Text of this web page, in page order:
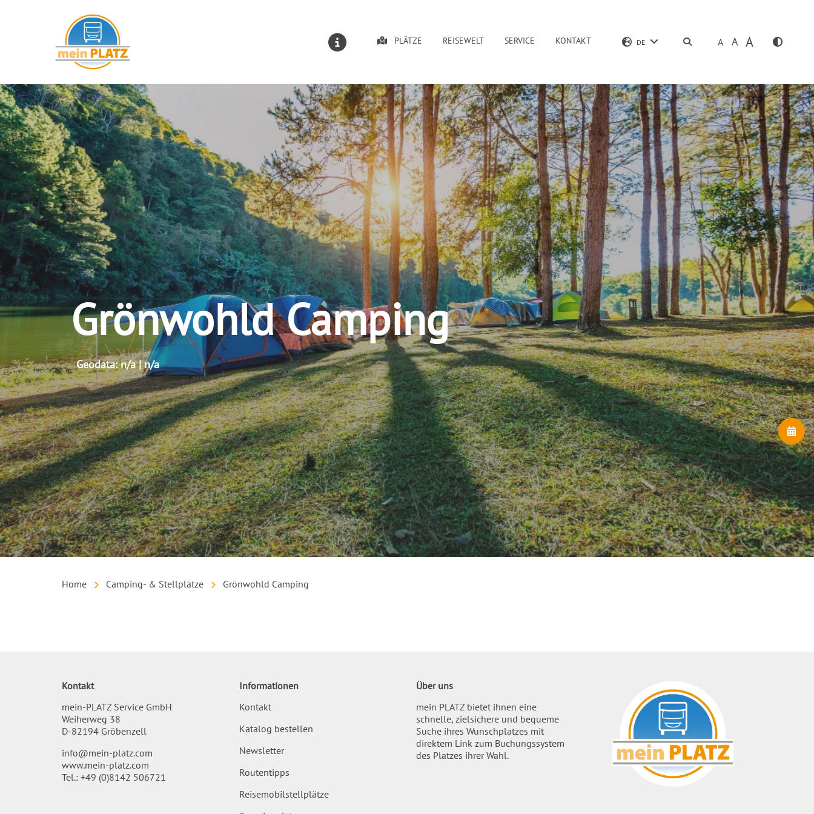
PLÄTZE REISEWELT SERVICE KONTAKT DE SUCHENA A A
Grönwohld Camping
Geodata: n/a | n/a
Home Camping- & Stellplätze Grönwohld Camping
Kontakt
mein-PLATZ Service GmbH
Weiherweg 38
D-82194 Gröbenzell
info@mein-platz.com
www.mein-platz.com
Tel.: +49 (0)8142 506721
Informationen
Kontakt
Katalog bestellen
Newsletter
Routentipps
Reisemobilstellplätze
Über uns
mein PLATZ bietet ihnen eine
schnelle, zielsichere und bequeme
Suche ihres Wunschplatzes mit
direktem Link zum Buchungssystem
des Platzes ihrer Wahl.